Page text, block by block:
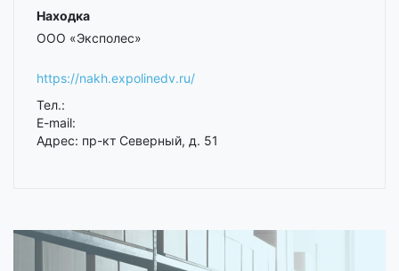
Находка
ООО «Эксполес»
https://nakh.expolinedv.ru/
Тел.:
E-mail:
Адрес: пр-кт Северный, д. 51